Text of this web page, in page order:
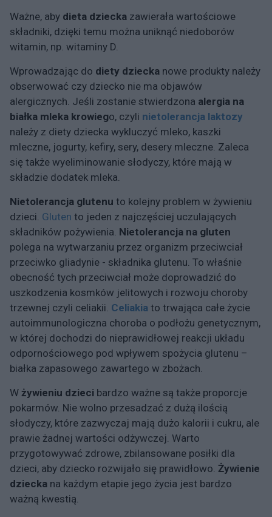
Ważne, aby dieta dziecka zawierała wartościowe
składniki, dzięki temu można uniknąć niedoborów
witamin, np. witaminy D.
Wprowadzając do diety dziecka nowe produkty należy
obserwować czy dziecko nie ma objawów
alergicznych. Jeśli zostanie stwierdzona alergia na
białka mleka krowiego, czyli nietolerancja laktozy
należy z diety dziecka wykluczyć mleko, kaszki
mleczne, jogurty, kefiry, sery, desery mleczne. Zaleca
się także wyeliminowanie słodyczy, które mają w
składzie dodatek mleka.
Nietolerancja glutenu to kolejny problem w żywieniu
dzieci. Gluten to jeden z najczęściej uczulających
składników pożywienia. Nietolerancja na gluten
polega na wytwarzaniu przez organizm przeciwciał
przeciwko gliadynie - składnika glutenu. To właśnie
obecność tych przeciwciał może doprowadzić do
uszkodzenia kosmków jelitowych i rozwoju choroby
trzewnej czyli celiakii. Celiakia to trwająca całe życie
autoimmunologiczna choroba o podłożu genetycznym,
w której dochodzi do nieprawidłowej reakcji układu
odpornościowego pod wpływem spożycia glutenu –
białka zapasowego zawartego w zbożach.
W żywieniu dzieci bardzo ważne są także proporcje
pokarmów. Nie wolno przesadzać z dużą ilością
słodyczy, które zazwyczaj mają dużo kalorii i cukru, ale
prawie żadnej wartości odżywczej. Warto
przygotowywać zdrowe, zbilansowane posiłki dla
dzieci, aby dziecko rozwijało się prawidłowo. Żywienie
dziecka na każdym etapie jego życia jest bardzo
ważną kwestią.